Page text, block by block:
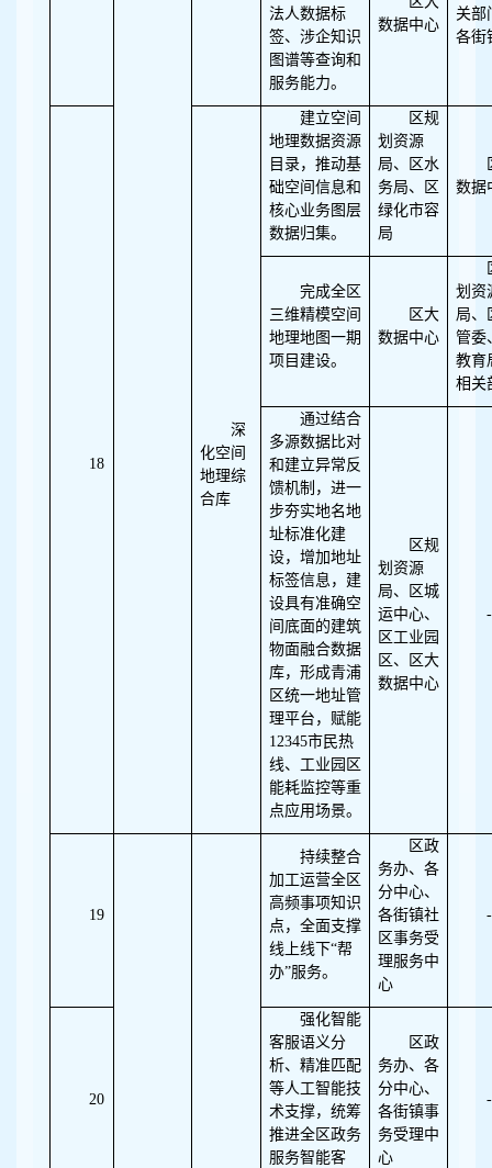
法人数据标
签、涉企知识
图谱等查询和
服务能力。
数据中心
关部
各街
18
深
化空间
地理综
合库
建立空间
地理数据资源
目录，推动基
础空间信息和
核心业务图层
数据归集。
区规
划资源
局、区水
务局、区
绿化市容
局
数据
完成全区
三维精模空间
地理地图一期
项目建设。
区大
数据中心
划资
局、
管委
教育
相关
通过结合
多源数据比对
和建立异常反
馈机制，进一
步夯实地名地
址标准化建
设，增加地址
标签信息，建
设具有准确空
间底面的建筑
物面融合数据
库，形成青浦
区统一地址管
理平台，赋能
12345市民热
线、工业园区
能耗监控等重
点应用场景。
区规
划资源
局、区城
运中心、
区工业园
区、区大
数据中心
-
19
持续整合
加工运营全区
高频事项知识
点，全面支撑
线上线下“帮
办”服务。
区政
务办、各
分中心、
各街镇社
区事务受
理服务中
心
-
20
强化智能
客服语义分
析、精准匹配
等人工智能技
术支撑，统筹
推进全区政务
服务智能客
区政
务办、各
分中心、
各街镇事
务受理中
心
-